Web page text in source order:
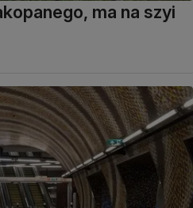
ma na szyi